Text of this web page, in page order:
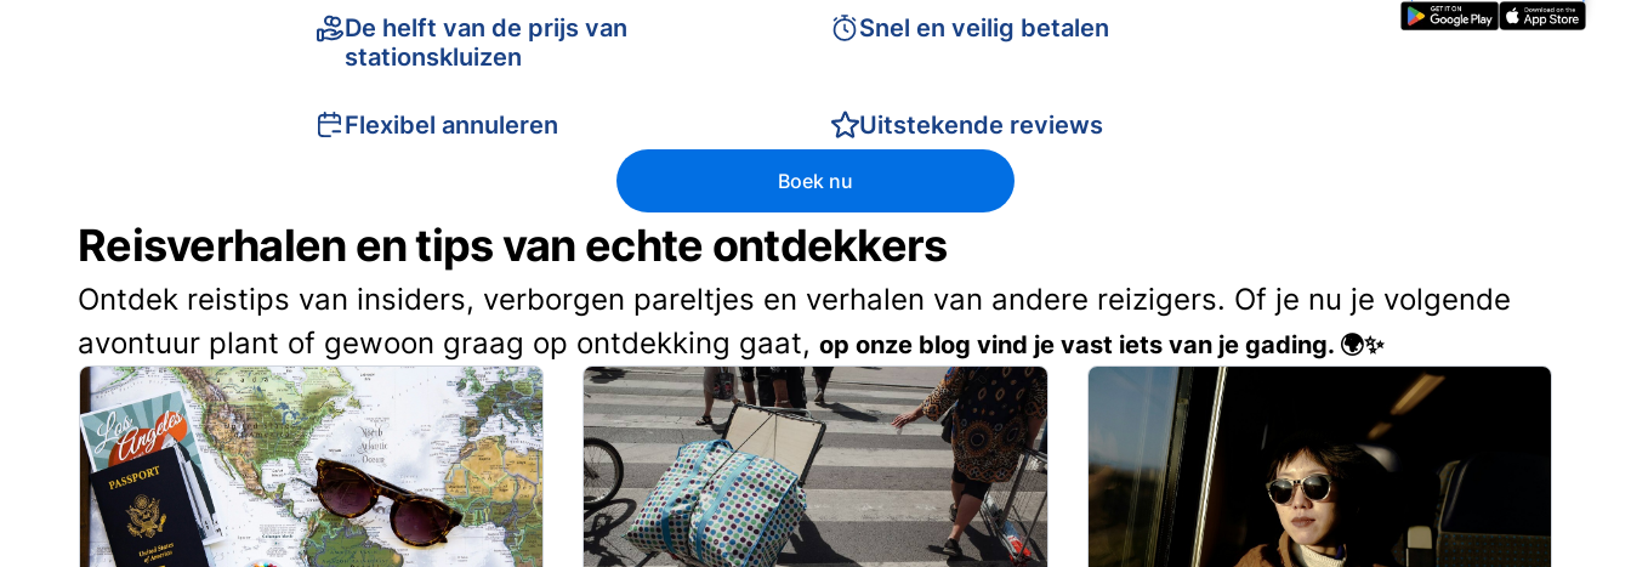
De helft van de prijs van
stationskluizen
Flexibel annuleren
Snel en veilig betalen
Uitstekende reviews
Boek nu
Reisverhalen en tips van echte ontdekkers
Ontdek reistips van insiders, verborgen pareltjes en verhalen van andere reizigers. Of je nu je volgende
avontuur plant of gewoon graag op ontdekking gaat, op onze blog vind je vast iets van je gading. 🌍✨